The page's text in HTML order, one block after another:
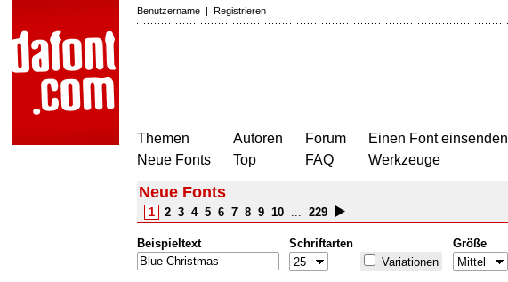
Benutzername | Registrieren
Themen
Neue Fonts
Autoren
Top
Forum
FAQ
Einen Font einsenden
Werkzeuge
Neue Fonts
1 2 3 4 5 6 7 8 9 10 ... 229
Beispieltext
Schriftarten
Variationen
Größe